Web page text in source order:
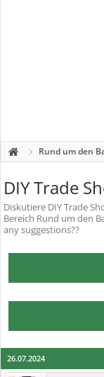
Rund um den
DIY Trade
Diskutiere DIY Trade
Bereich Rund um den
any suggestions??
26.07.2024